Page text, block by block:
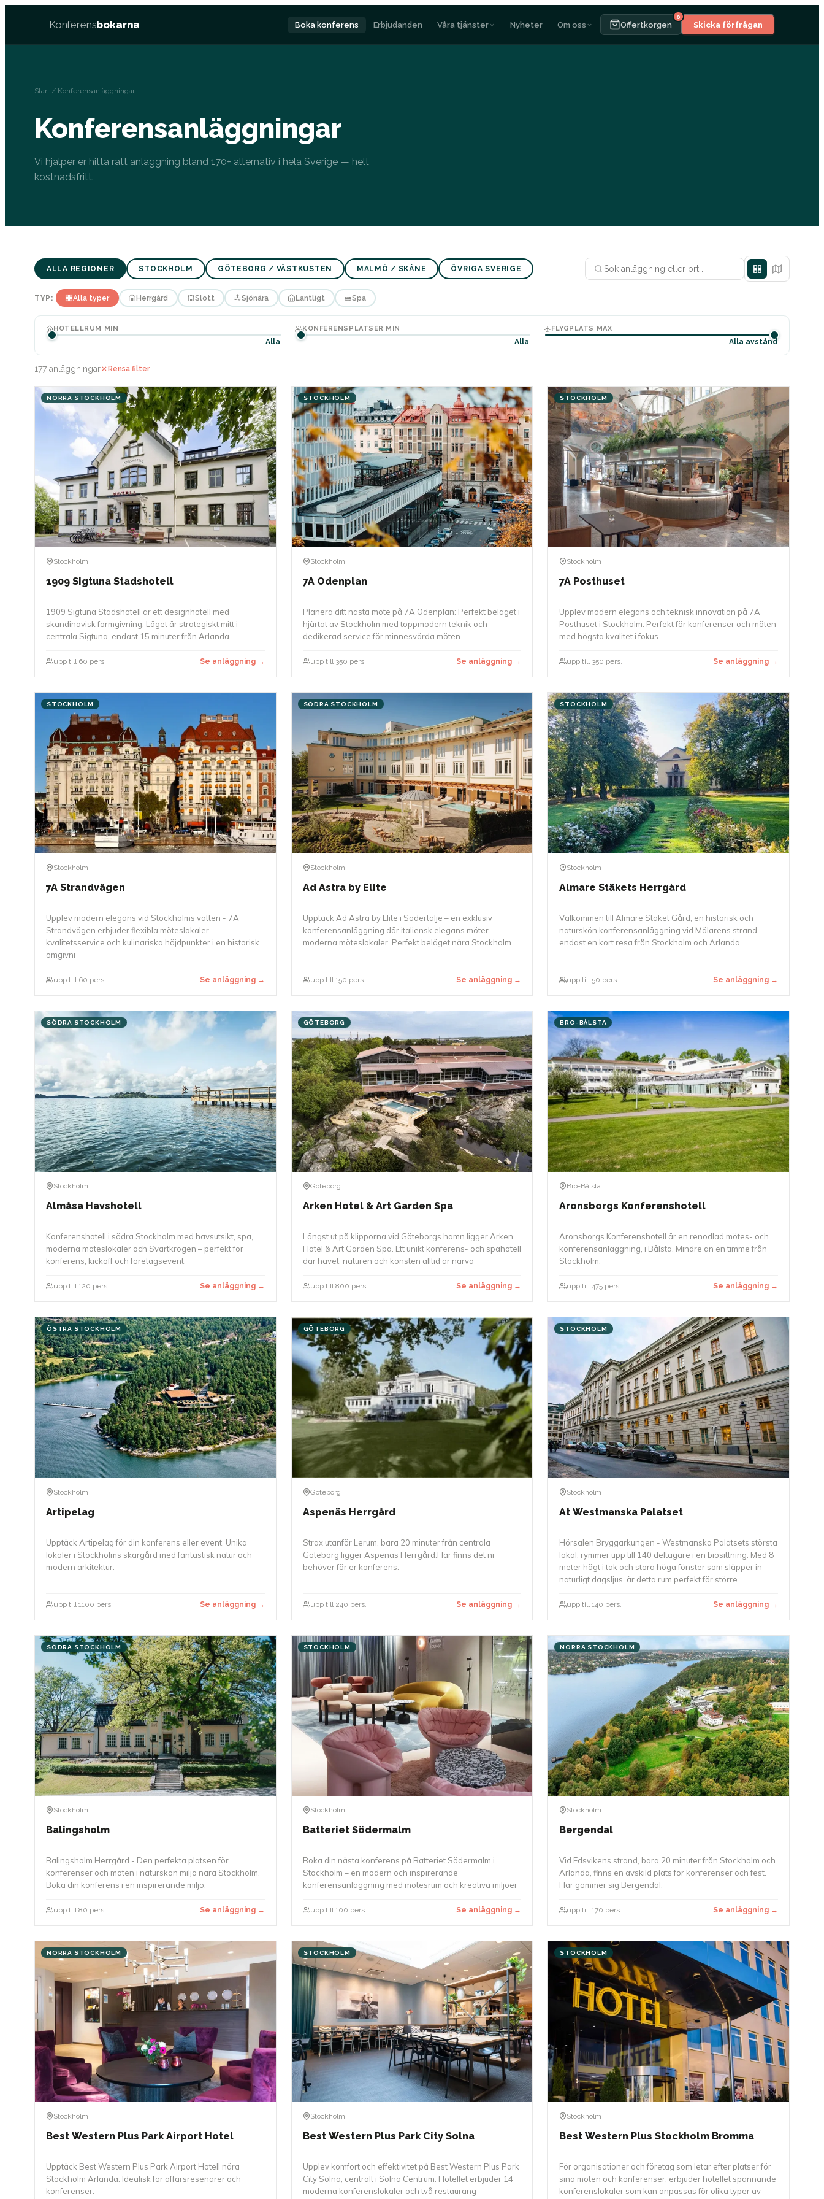
Konferensbokarna Boka konferens Erbjudanden Våra tjänster Nyheter Om oss Offertkorgen
0
Skicka förfrågan
Start / Konferensanläggningar
Konferensanläggningar
Vi hjälper er hitta rätt anläggning bland 170+ alternativ i hela Sverige — helt
kostnadsfritt.
ALLA REGIONER STOCKHOLM GÖTEBORG / VÄSTKUSTEN MALMÖ / SKÅNE ÖVRIGA SVERIGE
TYP: Alla typer Herrgård Slott Sjönära Lantligt Spa
HOTELLRUM MIN
Alla
KONFERENSPLATSER MIN
Alla
FLYGPLATS MAX
Alla avstånd
177 anläggningar Rensa filter
NORRA STOCKHOLM
Stockholm
1909 Sigtuna Stadshotell
1909 Sigtuna Stadshotell är ett designhotell med
skandinavisk formgivning. Läget är strategiskt mitt i
centrala Sigtuna, endast 15 minuter från Arlanda.
upp till 60 pers. Se anläggning →
STOCKHOLM
Stockholm
7A Odenplan
Planera ditt nästa möte på 7A Odenplan: Perfekt beläget i
hjärtat av Stockholm med toppmodern teknik och
dedikerad service för minnesvärda möten
upp till 350 pers. Se anläggning →
STOCKHOLM
Stockholm
7A Posthuset
Upplev modern elegans och teknisk innovation på 7A
Posthuset i Stockholm. Perfekt för konferenser och möten
med högsta kvalitet i fokus.
upp till 350 pers. Se anläggning →
STOCKHOLM
Stockholm
7A Strandvägen
Upplev modern elegans vid Stockholms vatten - 7A
Strandvägen erbjuder flexibla möteslokaler,
kvalitetsservice och kulinariska höjdpunkter i en historisk
omgivni
upp till 60 pers. Se anläggning →
SÖDRA STOCKHOLM
Stockholm
Ad Astra by Elite
Upptäck Ad Astra by Elite i Södertälje – en exklusiv
konferensanläggning där italiensk elegans möter
moderna möteslokaler. Perfekt beläget nära Stockholm.
upp till 150 pers. Se anläggning →
STOCKHOLM
Stockholm
Almare Stäkets Herrgård
Välkommen till Almare Stäket Gård, en historisk och
naturskön konferensanläggning vid Mälarens strand,
endast en kort resa från Stockholm och Arlanda.
upp till 50 pers. Se anläggning →
SÖDRA STOCKHOLM
Stockholm
Almåsa Havshotell
Konferenshotell i södra Stockholm med havsutsikt, spa,
moderna möteslokaler och Svartkrogen – perfekt för
konferens, kickoff och företagsevent.
upp till 120 pers. Se anläggning →
GÖTEBORG
Göteborg
Arken Hotel & Art Garden Spa
Längst ut på klipporna vid Göteborgs hamn ligger Arken
Hotel & Art Garden Spa. Ett unikt konferens- och spahotell
där havet, naturen och konsten alltid är närva
upp till 800 pers. Se anläggning →
BRO-BÅLSTA
Bro-Bålsta
Aronsborgs Konferenshotell
Aronsborgs Konferenshotell är en renodlad mötes- och
konferensanläggning, i Bålsta. Mindre än en timme från
Stockholm.
upp till 475 pers. Se anläggning →
ÖSTRA STOCKHOLM
Stockholm
Artipelag
Upptäck Artipelag för din konferens eller event. Unika
lokaler i Stockholms skärgård med fantastisk natur och
modern arkitektur.
upp till 1100 pers. Se anläggning →
GÖTEBORG
Göteborg
Aspenäs Herrgård
Strax utanför Lerum, bara 20 minuter från centrala
Göteborg ligger Aspenäs Herrgård.Här finns det ni
behöver för er konferens.
upp till 240 pers. Se anläggning →
STOCKHOLM
Stockholm
At Westmanska Palatset
Hörsalen Bryggarkungen - Westmanska Palatsets största
lokal, rymmer upp till 140 deltagare i en biosittning. Med 8
meter högt i tak och stora höga fönster som släpper in
naturligt dagsljus, är detta rum perfekt för större
paneldebatter. Den exceptionella akustiken möjliggör
upp till 140 pers. Se anläggning →
SÖDRA STOCKHOLM
Stockholm
Balingsholm
Balingsholm Herrgård - Den perfekta platsen för
konferenser och möten i naturskön miljö nära Stockholm.
Boka din konferens i en inspirerande miljö.
upp till 80 pers. Se anläggning →
STOCKHOLM
Stockholm
Batteriet Södermalm
Boka din nästa konferens på Batteriet Södermalm i
Stockholm – en modern och inspirerande
konferensanläggning med mötesrum och kreativa miljöer
upp till 100 pers. Se anläggning →
NORRA STOCKHOLM
Stockholm
Bergendal
Vid Edsvikens strand, bara 20 minuter från Stockholm och
Arlanda, finns en avskild plats för konferenser och fest.
Här gömmer sig Bergendal.
upp till 170 pers. Se anläggning →
NORRA STOCKHOLM
Stockholm
Best Western Plus Park Airport Hotel
Upptäck Best Western Plus Park Airport Hotell nära
Stockholm Arlanda. Idealisk för affärsresenärer och
konferenser.
STOCKHOLM
Stockholm
Best Western Plus Park City Solna
Upplev komfort och effektivitet på Best Western Plus Park
City Solna, centralt i Solna Centrum. Hotellet erbjuder 14
moderna konferenslokaler och två restaurang
STOCKHOLM
Stockholm
Best Western Plus Stockholm Bromma
För organisationer och företag som letar efter platser för
sina möten och konferenser, erbjuder hotellet spännande
konferenslokaler som kan anpassas för olika typer av